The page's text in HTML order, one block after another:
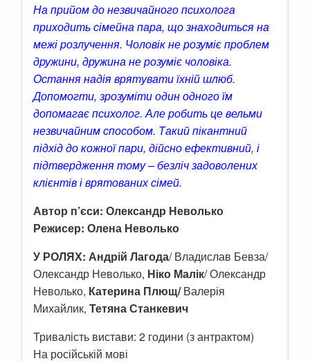
На прийом до незвичайного психолога
приходить сімейна пара, що знаходиться на
межі розлучення. Чоловік не розуміє проблем
дружини, дружина не розуміє чоловіка.
Остання надія врятувати їхній шлюб.
Допомогти, зрозуміти один одного їм
допомагає психолог. Але робить це вельми
незвичайним способом. Такий пікантний
підхід до кожної пари, дійсно ефективний, і
підтвердження тому – безліч задоволених
клієнтів і врятованих сімей.
Автор п’єси: Олександр Неволько
Режисер: Олена Неволько
У РОЛЯХ: Андрій Лагода/ Владислав Бевза/
Олександр Неволько, Ніко Малік/ Олександр
Неволько, Катерина Плющ/Валерія
Михайлик, Тетяна Станкевич
Тривалість вистави: 2 години (з антрактом)
На російській мові